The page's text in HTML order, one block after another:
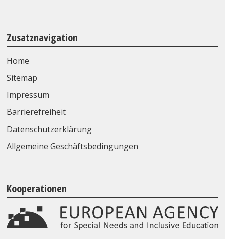
Zusatznavigation
Home
Sitemap
Impressum
Barrierefreiheit
Datenschutzerklärung
Allgemeine Geschäftsbedingungen
Kooperationen